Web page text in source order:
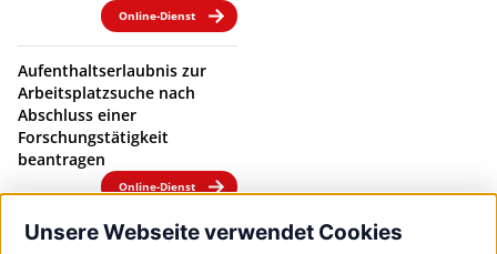
Unsere Webseite verwendet Cookies
Online-Dienst
Aufenthaltserlaubnis zur
Arbeitsplatzsuche nach
Abschluss einer
Forschungstätigkeit
beantragen
Online-Dienst
Aufenthaltserlaubnis zur